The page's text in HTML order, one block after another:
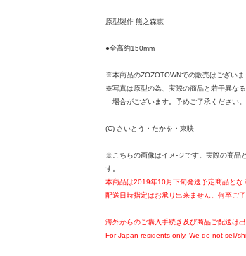
原型製作 熊之森恵
●全高約150mm
※本商品のZOZOTOWNでの販売はございま
※写真は原型の為、実際の商品と若干異なる
場合がございます。予めご了承ください。
(C) さいとう・たかを・東映
※こちらの画像はイメ-ジです。実際の商品
す。
本商品は2019年10月下旬発送予定商品とな
配送日時指定はお承り出来ません。何卒ご了
海外からのご購入手続き及び商品ご配送は
For Japan residents only. We do not sell/